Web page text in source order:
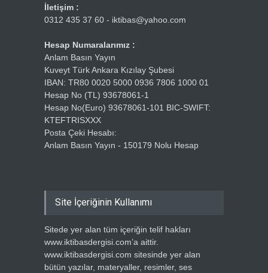
İletişim :
0312 435 37 60 - iktibas@yahoo.com
Hesap Numaralarımız :
Anlam Basın Yayın
Kuveyt Türk Ankara Kızılay Şubesi
IBAN: TR80 0020 5000 0936 7806 1000 01
Hesap No (TL) 93678061-1
Hesap No(Euro) 93678061-101 BIC-SWIFT:
KTEFTRISXXX
Posta Çeki Hesabı:
Anlam Basın Yayın - 150179 Nolu Hesap
Site İçeriğinin Kullanımı
Sitede yer alan tüm içeriğin telif hakları
www.iktibasdergisi.com’a aittir.
www.iktibasdergisi.com sitesinde yer alan
bütün yazılar, materyaller, resimler, ses